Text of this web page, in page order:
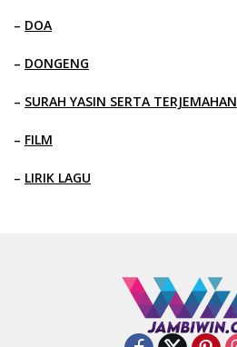
– DOA
– DONGENG
– SURAH YASIN SERTA TERJEMAHAN
– FILM
– LIRIK LAGU